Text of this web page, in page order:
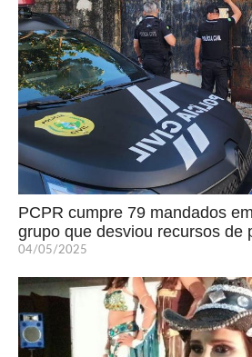
PCPR cumpre 79 mandados
grupo que desviou recursos de
04/05/2025